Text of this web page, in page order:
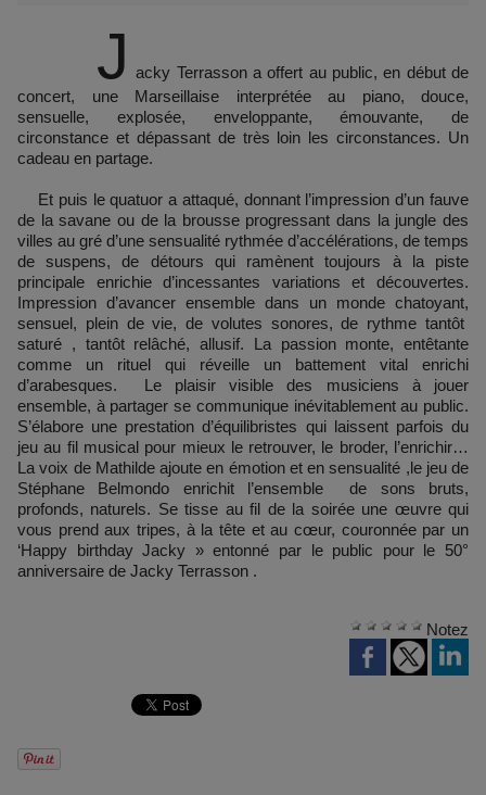
J
acky Terrasson a offert au public, en début de
concert, une Marseillaise interprétée au piano, douce,
sensuelle, explosée, enveloppante, émouvante, de
circonstance et dépassant de très loin les circonstances. Un
cadeau en partage.
Et puis le quatuor a attaqué, donnant l’impression d’un fauve
de la savane ou de la brousse progressant dans la jungle des
villes au gré d’une sensualité rythmée d’accélérations, de temps
de suspens, de détours qui ramènent toujours à la piste
principale enrichie d’incessantes variations et découvertes.
Impression d’avancer ensemble dans un monde chatoyant,
sensuel, plein de vie, de volutes sonores, de rythme tantôt
saturé , tantôt relâché, allusif. La passion monte, entêtante
comme un rituel qui réveille un battement vital enrichi
d’arabesques. Le plaisir visible des musiciens à jouer
ensemble, à partager se communique inévitablement au public.
S’élabore une prestation d’équilibristes qui laissent parfois du
jeu au fil musical pour mieux le retrouver, le broder, l’enrichir…
La voix de Mathilde ajoute en émotion et en sensualité ,le jeu de
Stéphane Belmondo enrichit l’ensemble de sons bruts,
profonds, naturels. Se tisse au fil de la soirée une œuvre qui
vous prend aux tripes, à la tête et au cœur, couronnée par un
‘Happy birthday Jacky » entonné par le public pour le 50°
anniversaire de Jacky Terrasson .
Notez